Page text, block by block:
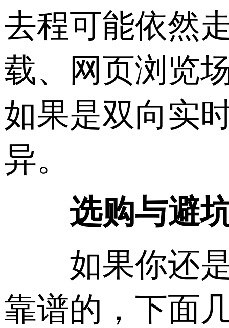
去程可能依然
载、网页浏览
如果是双向实
异。
选购与避坑
如果你还是
靠谱的，下面